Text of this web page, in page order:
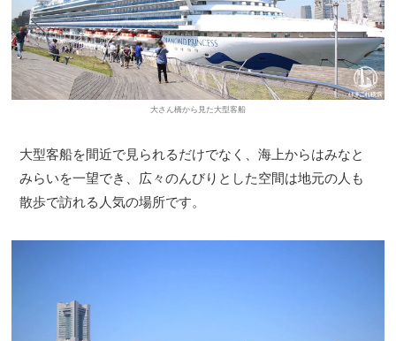
大さん橋から見た大型客船
大型客船を間近で見られるだけでなく、海上からはみなと
みらいを一望でき、広々のんびりとした空間は地元の人も
散歩で訪れる人気の場所です。